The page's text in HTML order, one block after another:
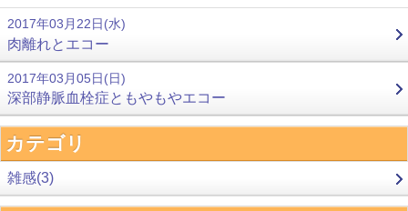
2017年03月22日(水)
肉離れとエコー
2017年03月05日(日)
深部静脈血栓症ともやもやエコー
カテゴリ
雑感(3)